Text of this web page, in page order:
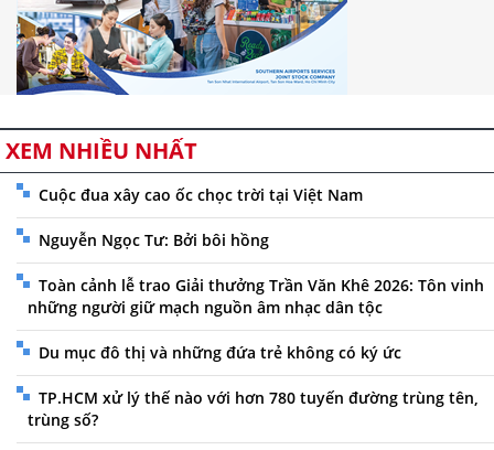
XEM NHIỀU NHẤT
Cuộc đua xây cao ốc chọc trời tại Việt Nam
Nguyễn Ngọc Tư: Bởi bôi hồng
Toàn cảnh lễ trao Giải thưởng Trần Văn Khê 2026: Tôn vinh
những người giữ mạch nguồn âm nhạc dân tộc
Du mục đô thị và những đứa trẻ không có ký ức
TP.HCM xử lý thế nào với hơn 780 tuyến đường trùng tên,
trùng số?